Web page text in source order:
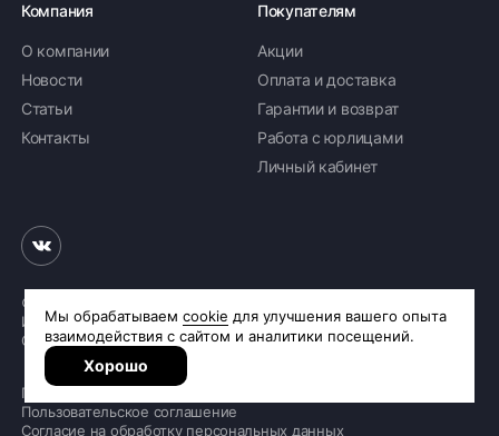
Компания
О компании
Новости
Статьи
Контакты
Покупателям
Акции
Оплата и доставка
Гарантии и возврат
Работа с юрлицами
Личный кабинет
© 2026 «Шинное бюро Шлепакова»
Интернет-магазин шин и дисков
Сделано вR.class
Политика обработки персональных данных
Пользовательское соглашение
Согласие на обработку персональных данных